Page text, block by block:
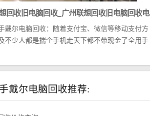
回收旧电脑回收_广州联想回收旧电脑回收电
话
戴尔电脑回收：随着支付宝、微信等移动支付方
不少人都是揣个手机走天下都不带现金了全用手
戴尔电脑回收推荐: